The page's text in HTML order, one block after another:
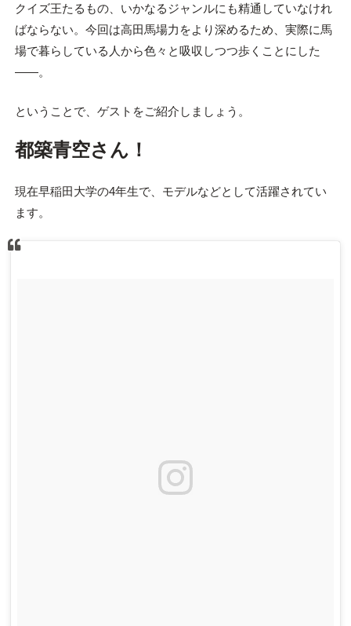
クイズ王たるもの、いかなるジャンルにも精通していなけれ
ばならない。今回は高田馬場力をより深めるため、実際に馬
場で暮らしている人から色々と吸収しつつ歩くことにした
――。
ということで、ゲストをご紹介しましょう。
都築青空さん！
現在早稲田大学の4年生で、モデルなどとして活躍されてい
ます。